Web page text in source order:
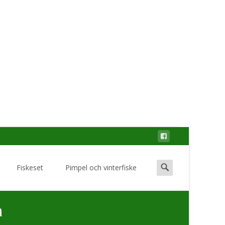
Fiskeset Pimpel och vinterfiske
Search
for: